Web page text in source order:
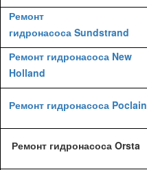
Ремонт
гидронасоса Sundstrand
Ремонт гидронасоса New
Holland
Ремонт гидронасоса Poclain
Ремонт гидронасоса Orsta